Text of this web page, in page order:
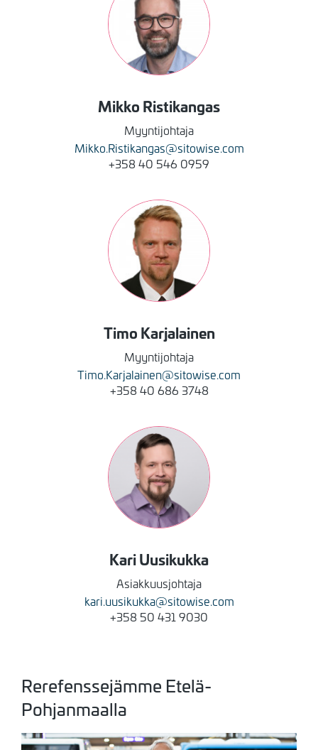
Mikko Ristikangas
Myyntijohtaja
Mikko.Ristikangas@sitowise.com
+358 40 546 0959
Timo Karjalainen
Myyntijohtaja
Timo.Karjalainen@sitowise.com
+358 40 686 3748
KariUusikukka
Asiakkuusjohtaja
kari.uusikukka@sitowise.com
+358 50 431 9030
Rerefenssejämme Etelä-
Pohjanmaalla
Kuva